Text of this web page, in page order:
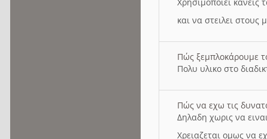
και να στειλει στους
Πώς ξεμπλοκάρουμε
Πολυ υλικο στο
Πώς να εχω τις
Δηλαδη χωρις να
Χρειαζεται ομως να